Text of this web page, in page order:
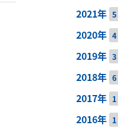
2021年 5
2020年 4
2019年 3
2018年 6
2017年 1
2016年 1